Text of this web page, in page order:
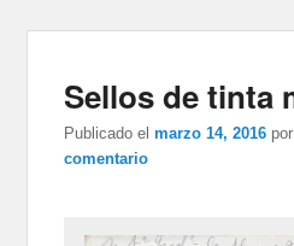
Sellos de tinta
Publicado el marzo 14, 2016
comentario